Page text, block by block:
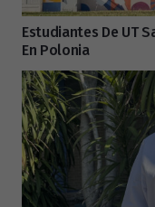
Estudiantes De UT
En Polonia